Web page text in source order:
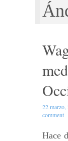
22 marzo,
comment
Hace